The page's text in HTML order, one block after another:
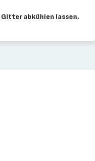
Gitter abkühlen lassen.